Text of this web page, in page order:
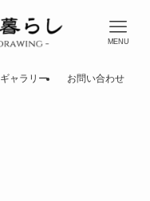
MENU
ギャラリー お問い合わせ